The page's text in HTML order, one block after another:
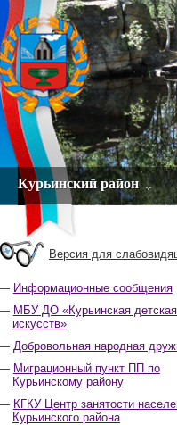
Курьинский район
Версия для
Информационные сообщения
МБУ ДО «Курьинская
искусств»
Добровольная народная
Миграционный пункт ПП по
Курьинскому району
КГКУ Центр занятости
Курьинского района